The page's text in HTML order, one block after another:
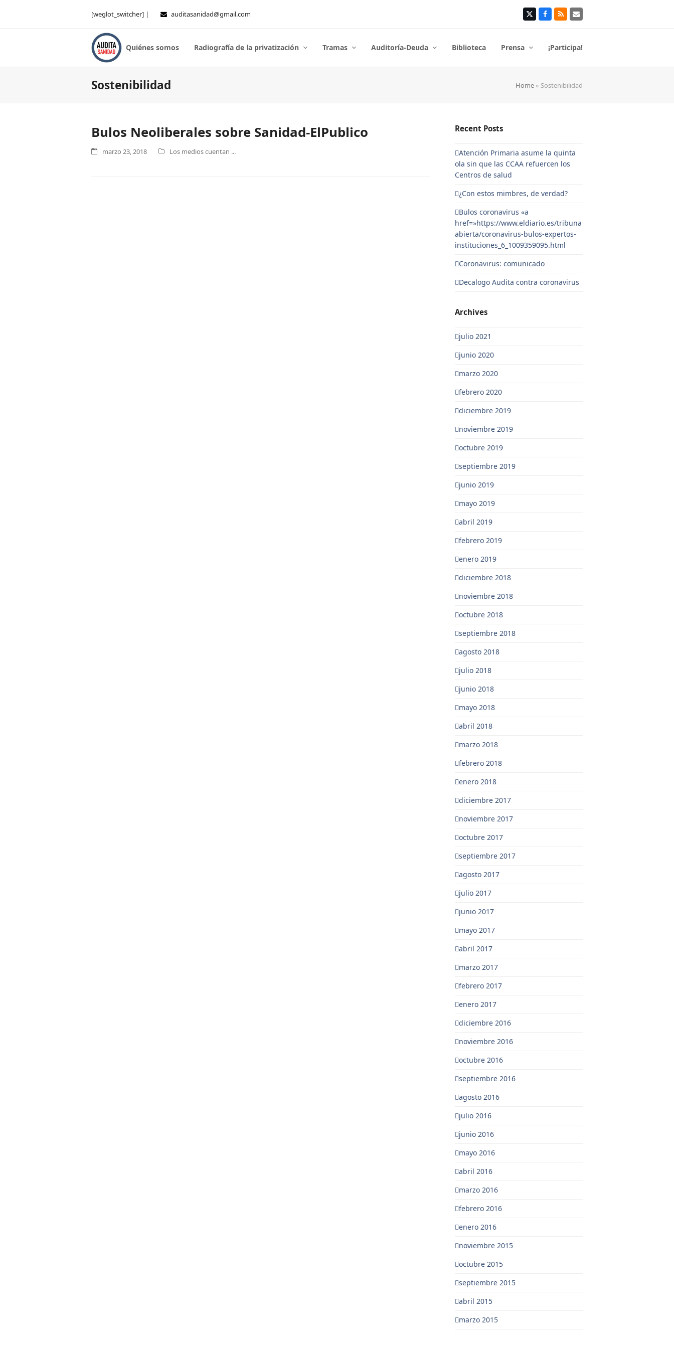
[weglot_switcher] | auditasanidad@gmail.com TwitterFacebook
RSS Correo
Quiénes somos Radiografía de la privatización Tramas Auditoría-Deuda Biblioteca Prensa ¡Participa!
Sostenibilidad Home » Sostenibilidad
Bulos Neoliberales sobre Sanidad-ElPublico
marzo 23, 2018 Los medios cuentan ...
Recent Posts
Atención Primaria asume la quinta
ola sin que las CCAA refuercen los
Centros de salud
¿Con estos mimbres, de verdad?
Bulos coronavirus «a
href=»https://www.eldiario.es/tribuna
abierta/coronavirus-bulos-expertos-
instituciones_6_1009359095.html
Coronavirus: comunicado
Decalogo Audita contra coronavirus
Archives
julio 2021
junio 2020
marzo 2020
febrero 2020
diciembre 2019
noviembre 2019
octubre 2019
septiembre 2019
junio 2019
mayo 2019
abril 2019
febrero 2019
enero 2019
diciembre 2018
noviembre 2018
octubre 2018
septiembre 2018
agosto 2018
julio 2018
junio 2018
mayo 2018
abril 2018
marzo 2018
febrero 2018
enero 2018
diciembre 2017
noviembre 2017
octubre 2017
septiembre 2017
agosto 2017
julio 2017
junio 2017
mayo 2017
abril 2017
marzo 2017
febrero 2017
enero 2017
diciembre 2016
noviembre 2016
octubre 2016
septiembre 2016
agosto 2016
julio 2016
junio 2016
mayo 2016
abril 2016
marzo 2016
febrero 2016
enero 2016
noviembre 2015
octubre 2015
septiembre 2015
abril 2015
marzo 2015